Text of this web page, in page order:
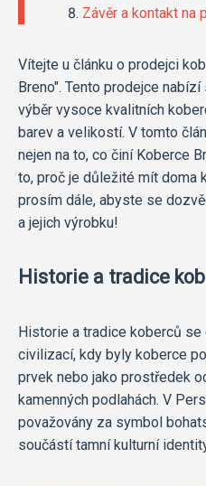
Závěr a kontakt na
Vítejte u článku o prodejci
Breno". Tento prodejce
výběr vysoce kvalitních
barev a velikostí. V tomto
nejen na to, co činí Koberce
to, proč je důležité mít doma
prosím dále, abyste se
a jejich výrobku!
Historie a tradice
Historie a tradice koberců
civilizací, kdy byly koberce
prvek nebo jako prostředek
kamenných podlahách. V
považovány za symbol
součástí tamní kulturní